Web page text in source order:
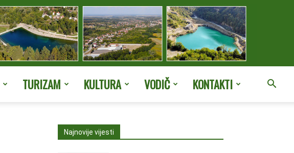
TURIZAM KULTURA VODIČ KONTAKTI
Najnovije vijesti